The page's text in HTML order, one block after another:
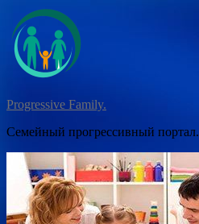
Перейти
содержимому
Progressive Family.
Семейный прогрессивный портал.